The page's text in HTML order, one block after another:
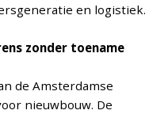
en logistiek.
zonder toename
de Amsterdamse
nieuwbouw. De